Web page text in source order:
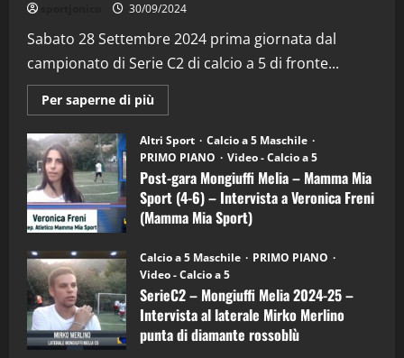
30/09/2024
Sabato 28 Settembre 2024 prima giornata dal
campionato di Serie C2 di calcio a 5 di fronte...
Per saperne di più
informazioni
Post-
gara
Mongiuffi
Melia
–
Mamma
Mia
Sport
6)
–
Intervista
a
mister
Arturo
Carciotto
(Mongiuffi
Altri Sport
Calcio a 5 Maschile
PRIMO PIANO
Video - Calcio a 5
Post-gara Mongiuffi Melia – Mamma Mia
Sport (4-6) – Intervista a Veronica Freni
(Mamma Mia Sport)
Calcio a 5 Maschile
PRIMO PIANO
Video - Calcio a 5
SerieC2 – Mongiuffi Melia 2024-25 –
Intervista al laterale Mirko Merlino
punta di diamante rossoblù
2
“SportEmpire” in Podcast: 29^ Puntata
(Martedi 28 Aprile 2026)
28/04/2026
3
"SportEmpire" in Podcast
“SportEmpire” in Podcast: 28^ Puntata
(Martedi 21 Aprile 2026)
21/04/2026
4
“SportEmpire” in Podcast: 27^ Puntata
(Martedi 14 Aprile 2026)
15/04/2026